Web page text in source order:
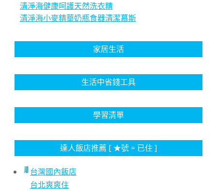
清淨海健康呵護天然洗衣精
清淨海小麥精華奶瓶食器清潔慕斯
家居生活
生活中省錢工具
學習清單
達人飯店推薦 [ ★號 = 已住 ]
台灣國內飯店
台北爽爽住